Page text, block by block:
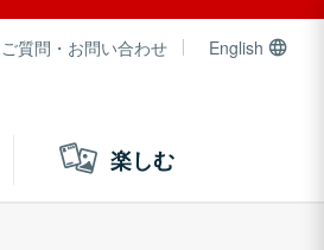
質問・お問い合わせ English
楽しむ